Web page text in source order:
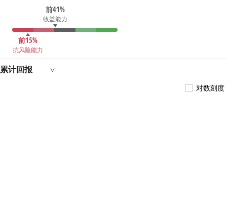
至2023年1月担任浦银安盛盛毅一年定期开放债券
型发起式证券投资基金的基金经理。2020年8月至
2023年2月担任浦银安盛普庆纯债债券型证券投资
基金的基金经理。2019年3月起担任浦银安盛日日
盈货币市场基金以及浦银安盛日日丰货币市场基
金基金经理。2020年3月起担任浦银安盛盛智一年
盛盛熙一年定期开放债券型发起式证券投资基金
的基金经理。2021年4月起担任浦银安盛盛华一年
前41%
收益能力
前15%
抗风险能力
累计回报
对数刻度